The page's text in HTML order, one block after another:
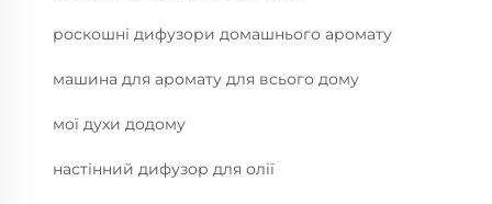
роскошні дифузори домашнього аромату
машина для аромату для всього дому
мої духи додому
настінний дифузор для олії